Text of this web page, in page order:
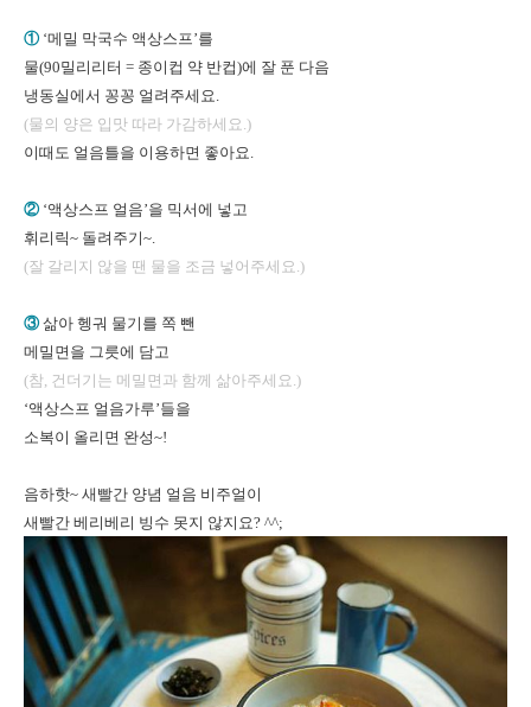
① ‘메밀 막국수 액상스프’를
물(90밀리리터 = 종이컵 약 반컵)에 잘 푼 다음
냉동실에서 꽁꽁 얼려주세요.
(물의 양은 입맛 따라 가감하세요.)
이때도 얼음틀을 이용하면 좋아요.
② ‘액상스프 얼음’을 믹서에 넣고
휘리릭~ 돌려주기~.
(잘 갈리지 않을 땐 물을 조금 넣어주세요.)
③삶아 헹궈 물기를 쪽 뺀
메밀면을 그릇에 담고
(참, 건더기는 메밀면과 함께 삶아주세요.)
‘액상스프 얼음가루’들을
소복이 올리면 완성~!
음하핫~ 새빨간 양념 얼음 비주얼이
새빨간 베리베리 빙수 못지 않지요? ^^;